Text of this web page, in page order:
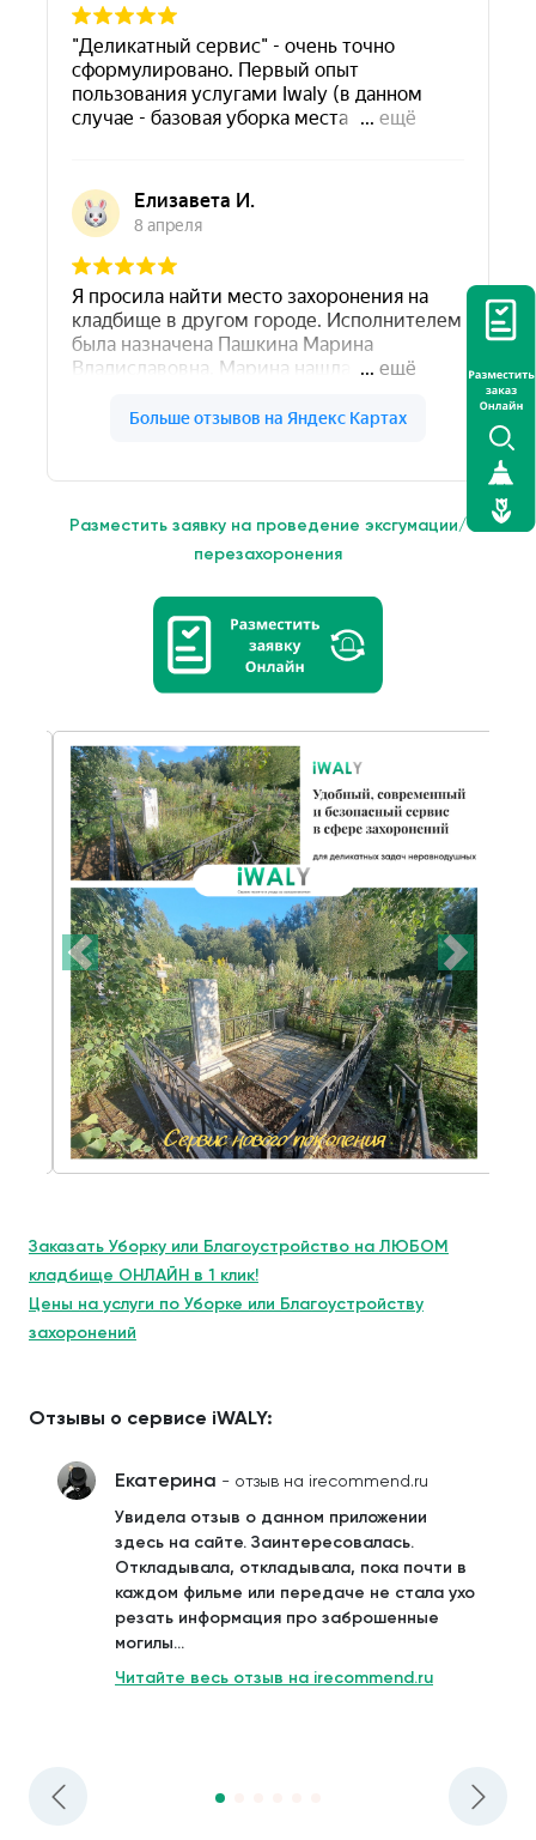
Разместить заявку на проведение эксгумации/
перезахоронения
Заказать Уборку или Благоустройство на ЛЮБОМ
кладбище ОНЛАЙН в 1 клик!
Цены на услуги по Уборке или Благоустройству
захоронений
Отзывы о сервисе iWALY:
Екатерина - отзыв на irecommend.ru
Увидела отзыв о данном приложении
здесь на сайте. Заинтересовалась.
Откладывала, откладывала, пока почти в
каждом фильме или передаче не стала ухо
резать информация про заброшенные
могилы...
Читайте весь отзыв на irecommend.ru